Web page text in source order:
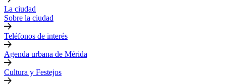
La ciudad
Sobre la ciudad
Teléfonos de interés
Agenda urbana de Mérida
Cultura y Festejos